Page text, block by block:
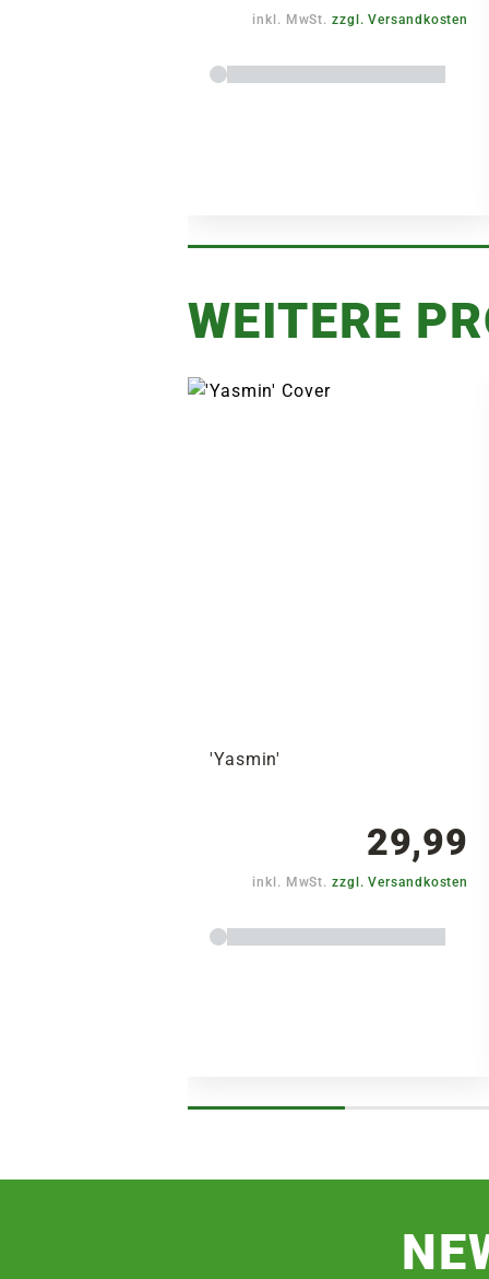
inkl. MwSt.zzgl. Versandkosten
WEITERE
'Yasmin'
29,99
inkl. MwSt.zzgl. Versandkosten